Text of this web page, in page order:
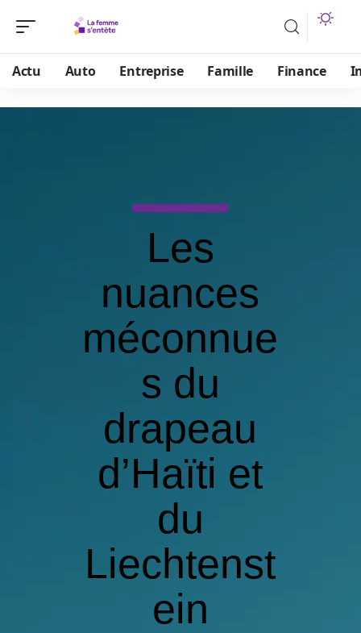
Actu Auto Entreprise Famille Finance
Les
nuances
méconnue
s du
drapeau
d’Haïti et
du
Liechtenst
ein